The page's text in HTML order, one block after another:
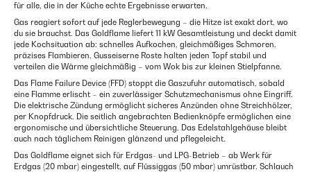
für alle, die in der Küche echte Ergebnisse erwarten.
Gas reagiert sofort auf jede Reglerbewegung – die Hitze ist exakt dort, wo
du sie brauchst. Das Goldflame liefert 11 kW Gesamtleistung und deckt damit
jede Kochsituation ab: schnelles Aufkochen, gleichmäßiges Schmoren,
präzises Flambieren. Gusseiserne Roste halten jeden Topf stabil und
verteilen die Wärme gleichmäßig – vom Wok bis zur kleinen Stielpfanne.
Das Flame Failure Device (FFD) stoppt die Gaszufuhr automatisch, sobald
eine Flamme erlischt – ein zuverlässiger Schutzmechanismus ohne Eingriff.
Die elektrische Zündung ermöglicht sicheres Anzünden ohne Streichhölzer,
per Knopfdruck. Die seitlich angebrachten Bedienknöpfe ermöglichen eine
ergonomische und übersichtliche Steuerung. Das Edelstahlgehäuse bleibt
auch nach täglichem Reinigen glänzend und pflegeleicht.
Das Goldflame eignet sich für Erdgas- und LPG-Betrieb – ab Werk für
Erdgas (20 mbar) eingestellt, auf Flüssiggas (50 mbar) umrüstbar. Schlauch